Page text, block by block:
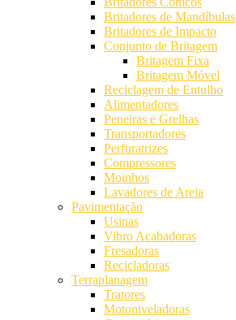
Britadores de Mandíbulas
Britadores de Impacto
Conjunto de Britagem
Britagem Fixa
Britagem Móvel
Reciclagem de Entulho
Alimentadores
Peneiras e Grelhas
Transportadores
Perfuratrizes
Compressores
Moinhos
Lavadores de Areia
Pavimentação
Usinas
Vibro Acabadoras
Fresadoras
Recicladoras
Terraplanagem
Tratores
Motoniveladoras